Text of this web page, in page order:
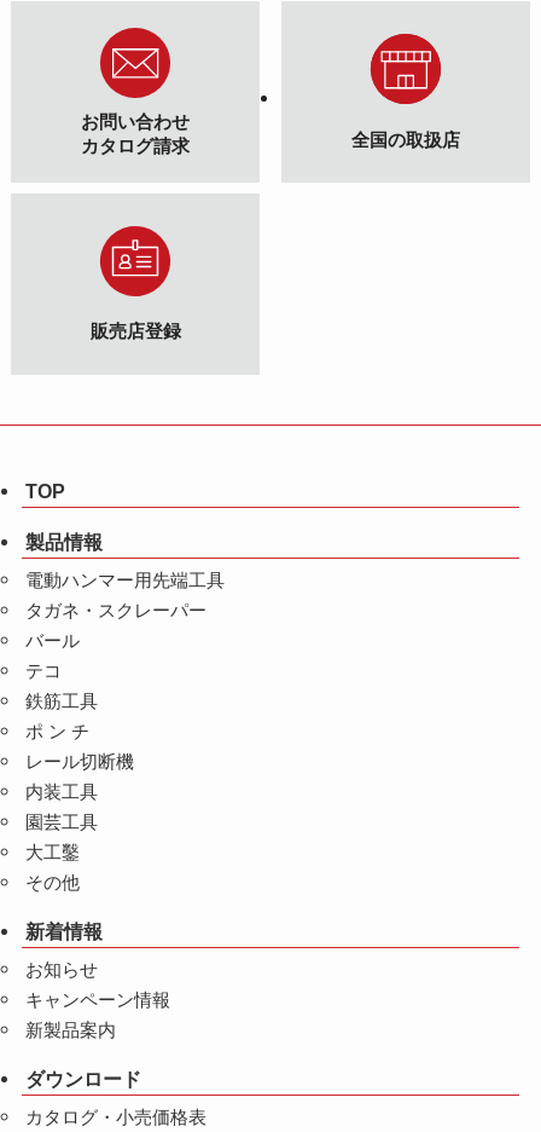
お問い合わせ
カタログ請求
全国の取扱店
販売店登録
TOP
製品情報
電動ハンマー用先端工具
タガネ・スクレーパー
バール
テコ
鉄筋工具
ポ ン チ
レール切断機
内装工具
園芸工具
大工鑿
その他
新着情報
お知らせ
キャンペーン情報
新製品案内
ダウンロード
カタログ・小売価格表